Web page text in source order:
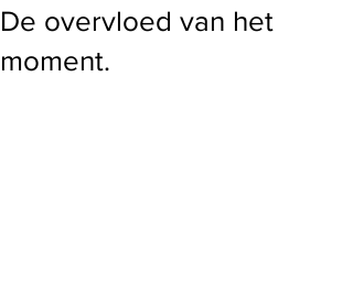
De overvloed van het
moment.